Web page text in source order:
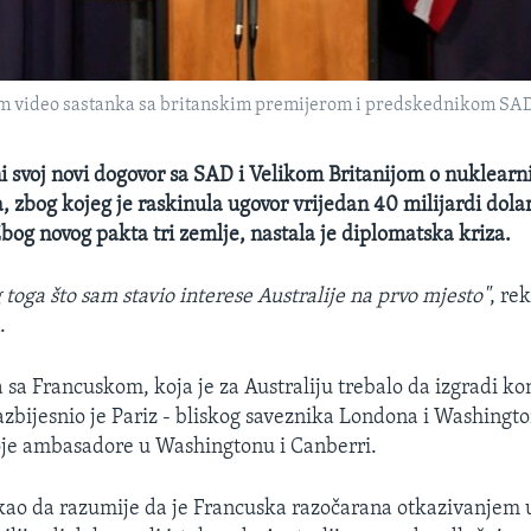
sastanka sa britanskim premijerom i predskednikom
svoj novi dogovor sa SAD i Velikom Britanijom o
zbog kojeg je raskinula ugovor vrijedan 40 milijardi
novog pakta tri zemlje, nastala je diplomatska kriza.
što sam stavio interese Australije na prvo mjesto",
sa Francuskom, koja je za Australiju trebalo da izgradi
je Pariz - bliskog saveznika Londona i
ambasadore u Washingtonu i Canberri.
da razumije da je Francuska razočarana otkazivanjem